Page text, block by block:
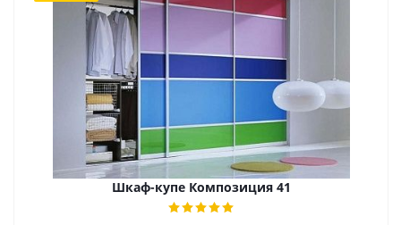
Шкаф-купе Композиция 41